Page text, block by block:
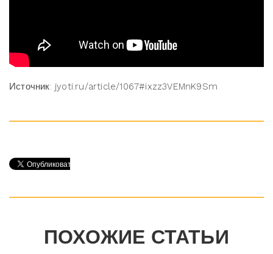
Источник: jyoti.ru/article/1067#ixzz3VEMnK9Sm
ПОХОЖИЕ СТАТЬИ